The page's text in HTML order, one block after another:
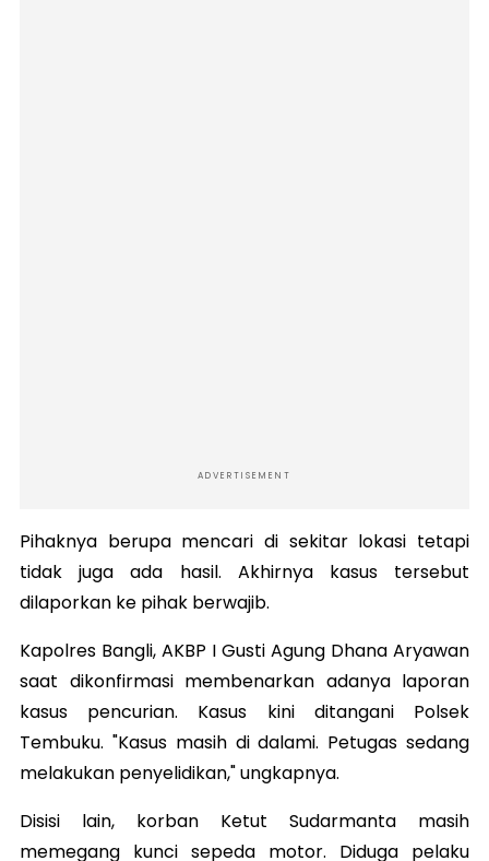
ADVERTISEMENT
Pihaknya berupa mencari di sekitar lokasi tetapi
tidak juga ada hasil. Akhirnya kasus tersebut
dilaporkan ke pihak berwajib.
Kapolres Bangli, AKBP I Gusti Agung Dhana Aryawan
saat dikonfirmasi membenarkan adanya laporan
kasus pencurian. Kasus kini ditangani Polsek
Tembuku. "Kasus masih di dalami. Petugas sedang
melakukan penyelidikan," ungkapnya.
Disisi lain, korban Ketut Sudarmanta masih
memegang kunci sepeda motor. Diduga pelaku